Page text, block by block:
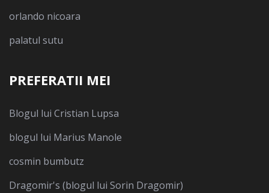
orlando nicoara
palatul sutu
PREFERATII MEI
Blogul lui Cristian Lupsa
blogul lui Marius Manole
cosmin bumbutz
Dragomir's (blogul lui Sorin Dragomir)